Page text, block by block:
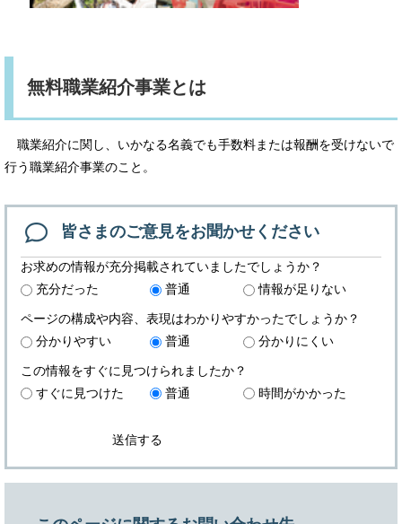
無料職業紹介事業とは
職業紹介に関し、いかなる名義でも手数料または報酬を受けないで
行う職業紹介事業のこと。
皆さまのご意見をお聞かせください
お求めの情報が充分掲載されていましたでしょうか？
充分だった
普通 情報が足りない
ページの構成や内容、表現はわかりやすかったでしょうか？
分かりやすい
普通 分かりにくい
この情報をすぐに見つけられましたか？
すぐに見つけた
普通 時間がかかった